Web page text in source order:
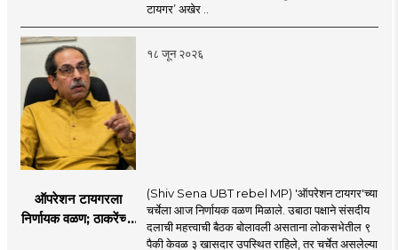
शिंदेंकडे जाण्याच्या चर्चा
सुरू
टायगर’ अखेर ..
१८ जून २०२६
ऑपरेशन टायगरला
निर्णायक वळण; ठाकरेंच्या
(Shiv Sena UBT rebel MP) 'ऑपरेशन टायगर'च्या
चर्चेला आज निर्णायक वळण मिळाले. उबाठा पक्षाने संसदीय
दलाची महत्त्वाची बैठक बोलावली असताना लोकसभेतील ९
पैकी केवळ ३ खासदार उपस्थित राहिले, तर चर्चेत असलेल्या